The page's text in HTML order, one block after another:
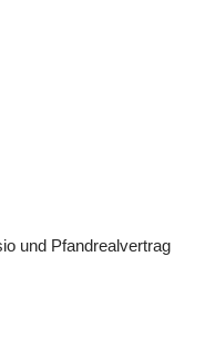
und Pfandrealvertrag